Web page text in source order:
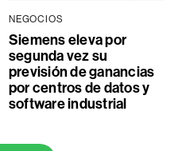
NEGOCIOS
Siemens eleva por
segunda vez su
previsión de ganancias
por centros de datos y
software industrial